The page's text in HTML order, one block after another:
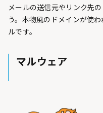
メールの送信元やリンク先
う。本物風のドメインが使
ルです。
マルウェア